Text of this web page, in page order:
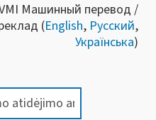
Машинный перевод /
(English, Русский,
Українська)